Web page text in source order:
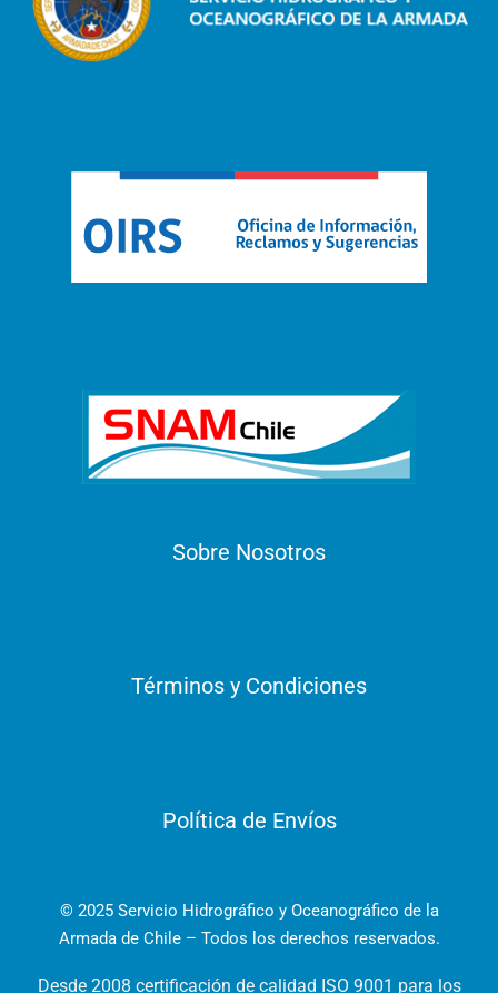
Sobre Nosotros
Términos y Condiciones
Política de Envíos
© 2025 Servicio Hidrográfico y Oceanográfico de la
Armada de Chile – Todos los derechos reservados.
Desde 2008 certificación de calidad ISO 9001 para los